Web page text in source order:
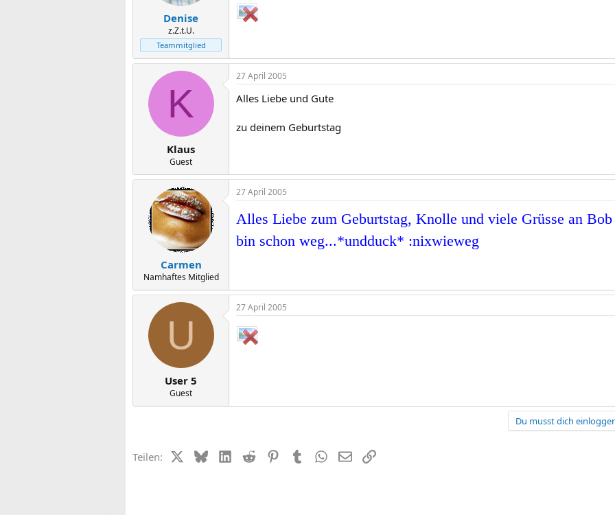
Denise
z.Z.t.U.
Teammitglied
K
Klaus
Guest
27 April 2005
Alles Liebe und Gute
zu deinem Geburtstag
Carmen
Namhaftes Mitglied
27 April 2005
Alles Liebe zum Geburtstag, Knolle und viele Grüsse an
bin schon weg...*undduck* :nixwieweg
U
User 5
Guest
27 April 2005
Du musst dich
Teilen: X (Twitter)
BlueskyLinkedIn
Reddit PinterestTumblrWhatsApp
E-MailLink